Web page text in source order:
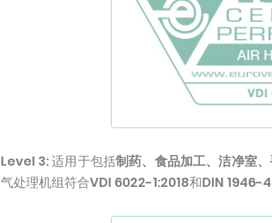
Level 3:适用于包括制药、食品加工、洁净室
气处理机组符合VDI 6022-1:2018和DIN 1946-